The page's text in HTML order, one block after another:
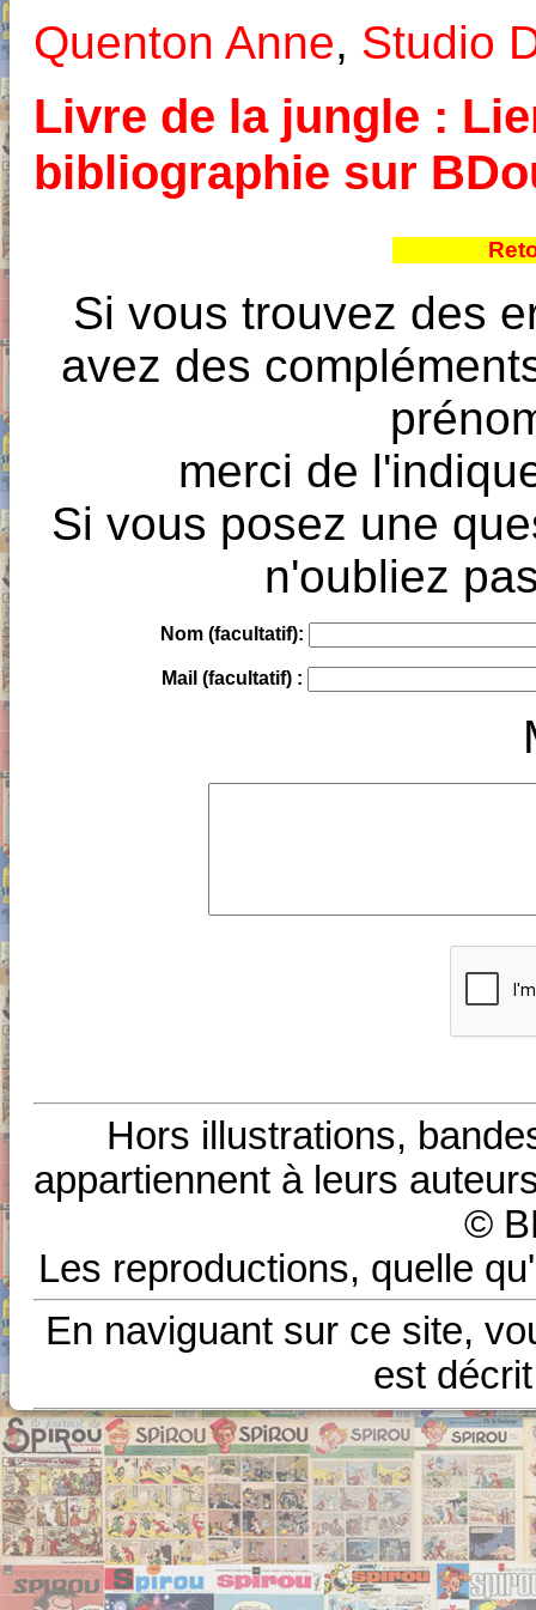
Quenton Anne, Studio
Livre de la jungle :
bibliographie sur
Si vous trouvez des
avez des
merci de
Si vous posez une
n'oubliez
Nom (facultatif):
Mail (facultatif) :
Hors illustrations,
appartiennent à leurs
©
Les reproductions, quelle
En naviguant sur ce site,
est